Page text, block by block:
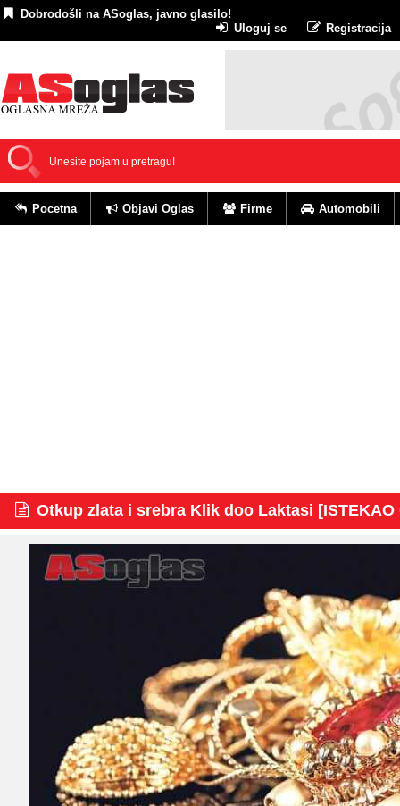
Dobrodošli na ASoglas, javno glasilo!
Uloguj se
Registracija
Pocetna Objavi Oglas Firme Automobili
Otkup zlata i srebra Klik doo Laktasi [ISTEKAO